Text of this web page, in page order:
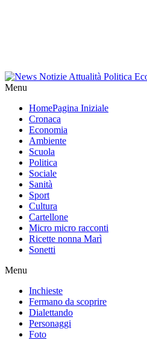
Menu
HomePagina Iniziale
Cronaca
Economia
Ambiente
Scuola
Politica
Sociale
Sanità
Sport
Cultura
Cartellone
Micro micro racconti
Ricette nonna Marì
Sonetti
Menu
Inchieste
Fermano da scoprire
Dialettando
Personaggi
Foto